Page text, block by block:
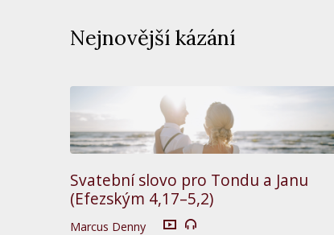
Nejnovější kázání
Svatební slovo pro Tondu a Janu
(Efezským 4,17–5,2)
Marcus Denny